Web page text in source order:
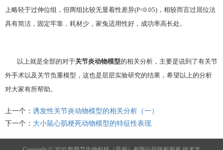
上略轻于过伸位组，但两组比较无显着性差异(P<0.05)，相较而言过屈位法
具有简洁，固定牢靠，耗材少，家兔适用性好，成功率高长处。
以上就是全部的对于关节炎动物模型的相关分析，主要是说到了有关节
外手术以及关节负重模型，这也是层层实验研究的结果，希望以上的分析
对大家有所帮助。
上一个： 诱发性关节炎动物模型的相关分析（一）
下一个： 大小鼠心肌梗死动物模型的特征性表现